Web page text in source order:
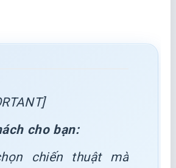
cho bạn:
chiến thuật mà